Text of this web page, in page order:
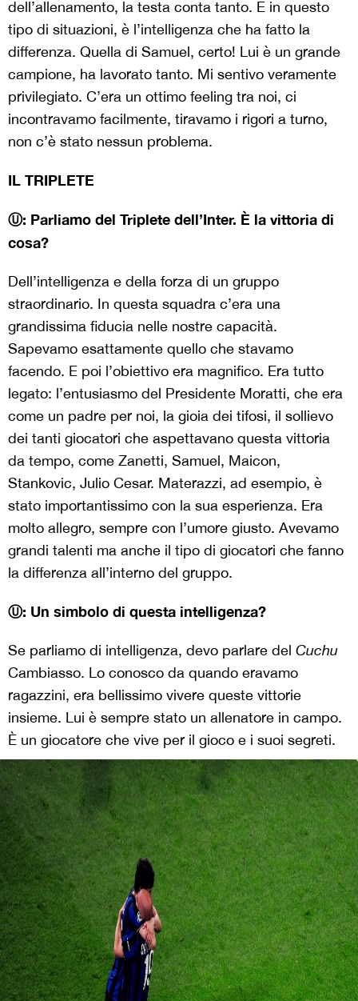
dell’allenamento, la testa conta tanto. E in questo
tipo di situazioni, è l’intelligenza che ha fatto la
differenza. Quella di Samuel, certo! Lui è un grande
campione, ha lavorato tanto. Mi sentivo veramente
privilegiato. C’era un ottimo feeling tra noi, ci
incontravamo facilmente, tiravamo i rigori a turno,
non c’è stato nessun problema.
IL TRIPLETE
Ⓤ: Parliamo del Triplete dell’Inter. È la vittoria di
cosa?
Dell’intelligenza e della forza di un gruppo
straordinario. In questa squadra c’era una
grandissima fiducia nelle nostre capacità.
Sapevamo esattamente quello che stavamo
facendo. E poi l’obiettivo era magnifico. Era tutto
legato: l’entusiasmo del Presidente Moratti, che era
come un padre per noi, la gioia dei tifosi, il sollievo
dei tanti giocatori che aspettavano questa vittoria
da tempo, come Zanetti, Samuel, Maicon,
Stankovic, Julio Cesar. Materazzi, ad esempio, è
stato importantissimo con la sua esperienza. Era
molto allegro, sempre con l’umore giusto. Avevamo
grandi talenti ma anche il tipo di giocatori che fanno
la differenza all’interno del gruppo.
Ⓤ: Un simbolo di questa intelligenza?
Se parliamo di intelligenza, devo parlare del Cuchu
Cambiasso. Lo conosco da quando eravamo
ragazzini, era bellissimo vivere queste vittorie
insieme. Lui è sempre stato un allenatore in campo.
È un giocatore che vive per il gioco e i suoi segreti.